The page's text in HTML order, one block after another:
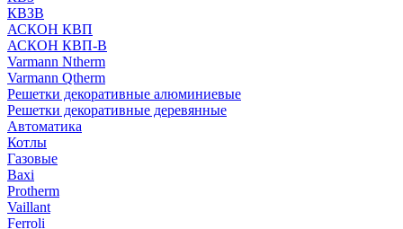
КВЗВ
АСКОН КВП
АСКОН КВП-В
Varmann Ntherm
Varmann Qtherm
Решетки декоративные алюминиевые
Решетки декоративные деревянные
Автоматика
Котлы
Газовые
Baxi
Protherm
Vaillant
Ferroli